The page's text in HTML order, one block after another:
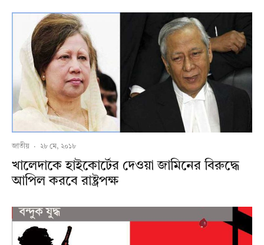
জাতীয় · ২৮ মে, ২০১৮
খালেদাকে হাইকোর্টের দেওয়া জামিনের বিরুদ্ধে
আপিল করবে রাষ্ট্রপক্ষ